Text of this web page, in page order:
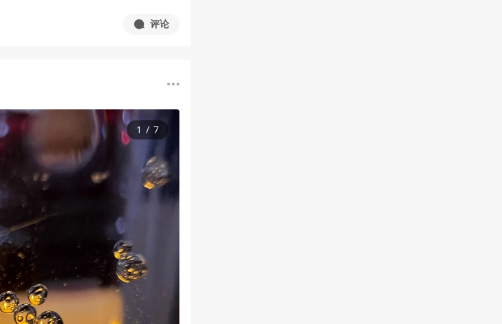
评论
1 / 7